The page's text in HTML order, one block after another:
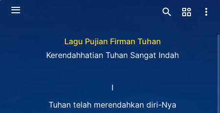
Lagu Pujian Firman Tuhan
Kerendahhatian Tuhan Sangat Indah
I
Tuhan telah merendahkan diri-Nya